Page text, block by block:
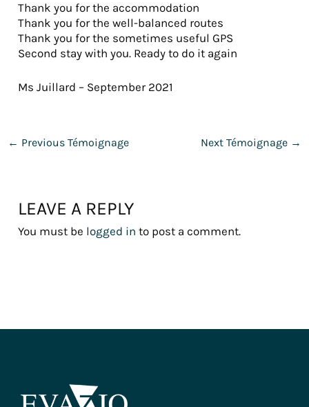
Thank you for the accommodation
Thank you for the well-balanced routes
Thank you for the sometimes useful GPS
Second stay with you. Ready to do it again
Ms Juillard – September 2021
← Previous Témoignage Next Témoignage →
LEAVE A REPLY
You must be logged in to post a comment.